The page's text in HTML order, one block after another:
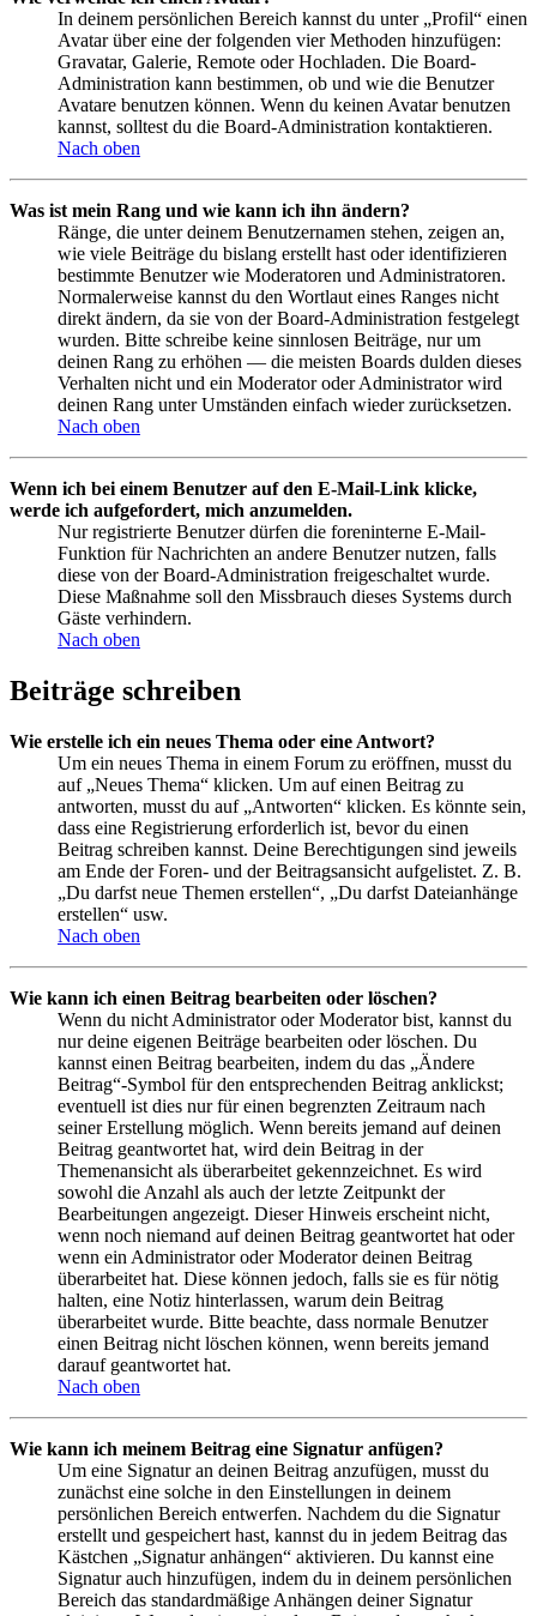
In deinem persönlichen Bereich kannst du unter „Profil“ einen
Avatar über eine der folgenden vier Methoden hinzufügen:
Gravatar, Galerie, Remote oder Hochladen. Die Board-
Administration kann bestimmen, ob und wie die Benutzer
Avatare benutzen können. Wenn du keinen Avatar benutzen
kannst, solltest du die Board-Administration kontaktieren.
Nach oben
Was ist mein Rang und wie kann ich ihn ändern?
Ränge, die unter deinem Benutzernamen stehen, zeigen an,
wie viele Beiträge du bislang erstellt hast oder identifizieren
bestimmte Benutzer wie Moderatoren und Administratoren.
Normalerweise kannst du den Wortlaut eines Ranges nicht
direkt ändern, da sie von der Board-Administration festgelegt
wurden. Bitte schreibe keine sinnlosen Beiträge, nur um
deinen Rang zu erhöhen — die meisten Boards dulden dieses
Verhalten nicht und ein Moderator oder Administrator wird
deinen Rang unter Umständen einfach wieder zurücksetzen.
Nach oben
Wenn ich bei einem Benutzer auf den E-Mail-Link klicke,
werde ich aufgefordert, mich anzumelden.
Nur registrierte Benutzer dürfen die foreninterne E-Mail-
Funktion für Nachrichten an andere Benutzer nutzen, falls
diese von der Board-Administration freigeschaltet wurde.
Diese Maßnahme soll den Missbrauch dieses Systems durch
Gäste verhindern.
Nach oben
Beiträge schreiben
Wie erstelle ich ein neues Thema oder eine Antwort?
Um ein neues Thema in einem Forum zu eröffnen, musst du
auf „Neues Thema“ klicken. Um auf einen Beitrag zu
antworten, musst du auf „Antworten“ klicken. Es könnte sein,
dass eine Registrierung erforderlich ist, bevor du einen
Beitrag schreiben kannst. Deine Berechtigungen sind jeweils
am Ende der Foren- und der Beitragsansicht aufgelistet. Z. B.
„Du darfst neue Themen erstellen“, „Du darfst Dateianhänge
erstellen“ usw.
Nach oben
Wie kann ich einen Beitrag bearbeiten oder löschen?
Wenn du nicht Administrator oder Moderator bist, kannst du
nur deine eigenen Beiträge bearbeiten oder löschen. Du
kannst einen Beitrag bearbeiten, indem du das „Ändere
Beitrag“-Symbol für den entsprechenden Beitrag anklickst;
eventuell ist dies nur für einen begrenzten Zeitraum nach
seiner Erstellung möglich. Wenn bereits jemand auf deinen
Beitrag geantwortet hat, wird dein Beitrag in der
Themenansicht als überarbeitet gekennzeichnet. Es wird
sowohl die Anzahl als auch der letzte Zeitpunkt der
Bearbeitungen angezeigt. Dieser Hinweis erscheint nicht,
wenn noch niemand auf deinen Beitrag geantwortet hat oder
wenn ein Administrator oder Moderator deinen Beitrag
überarbeitet hat. Diese können jedoch, falls sie es für nötig
halten, eine Notiz hinterlassen, warum dein Beitrag
überarbeitet wurde. Bitte beachte, dass normale Benutzer
einen Beitrag nicht löschen können, wenn bereits jemand
darauf geantwortet hat.
Nach oben
Wie kann ich meinem Beitrag eine Signatur anfügen?
Um eine Signatur an deinen Beitrag anzufügen, musst du
zunächst eine solche in den Einstellungen in deinem
persönlichen Bereich entwerfen. Nachdem du die Signatur
erstellt und gespeichert hast, kannst du in jedem Beitrag das
Kästchen „Signatur anhängen“ aktivieren. Du kannst eine
Signatur auch hinzufügen, indem du in deinem persönlichen
Bereich das standardmäßige Anhängen deiner Signatur